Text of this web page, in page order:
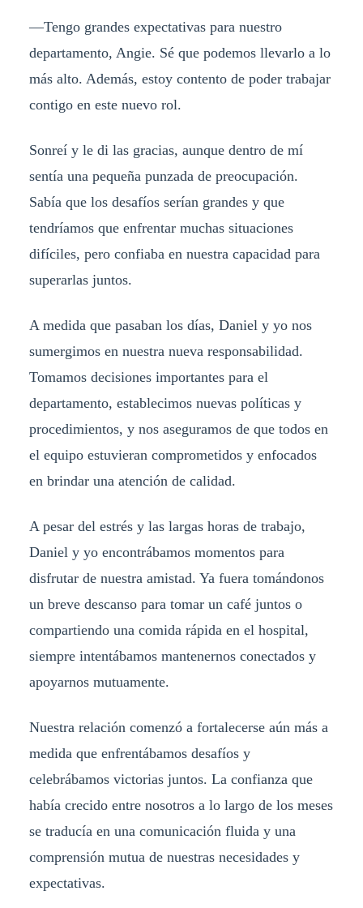
—Tengo grandes expectativas para nuestro
departamento, Angie. Sé que podemos llevarlo a lo
más alto. Además, estoy contento de poder trabajar
contigo en este nuevo rol.
Sonreí y le di las gracias, aunque dentro de mí
sentía una pequeña punzada de preocupación.
Sabía que los desafíos serían grandes y que
tendríamos que enfrentar muchas situaciones
difíciles, pero confiaba en nuestra capacidad para
superarlas juntos.
A medida que pasaban los días, Daniel y yo nos
sumergimos en nuestra nueva responsabilidad.
Tomamos decisiones importantes para el
departamento, establecimos nuevas políticas y
procedimientos, y nos aseguramos de que todos en
el equipo estuvieran comprometidos y enfocados
en brindar una atención de calidad.
A pesar del estrés y las largas horas de trabajo,
Daniel y yo encontrábamos momentos para
disfrutar de nuestra amistad. Ya fuera tomándonos
un breve descanso para tomar un café juntos o
compartiendo una comida rápida en el hospital,
siempre intentábamos mantenernos conectados y
apoyarnos mutuamente.
Nuestra relación comenzó a fortalecerse aún más a
medida que enfrentábamos desafíos y
celebrábamos victorias juntos. La confianza que
había crecido entre nosotros a lo largo de los meses
se traducía en una comunicación fluida y una
comprensión mutua de nuestras necesidades y
expectativas.